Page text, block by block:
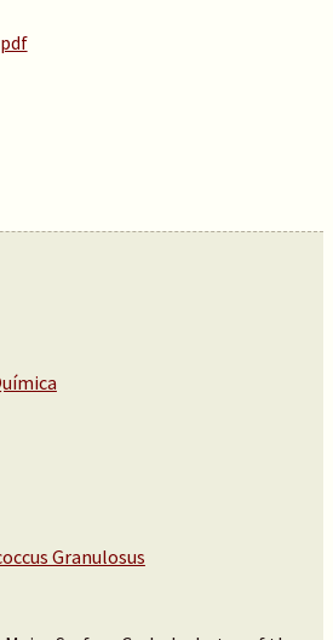
Granulosus